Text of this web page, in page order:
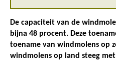
De capaciteit van de
bijna 48 procent. Deze
toename van windmolens op
windmolens op land steeg